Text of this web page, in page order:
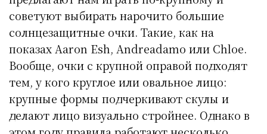
советуют выбирать нарочито большие
солнцезащитные очки. Такие, как на
показах Aaron Esh, Andreadamo или Chloe.
Вообще, очки с крупной оправой подходят
тем, у кого круглое или овальное лицо:
крупные формы подчеркивают скулы и
делают лицо визуально стройнее. Однако в